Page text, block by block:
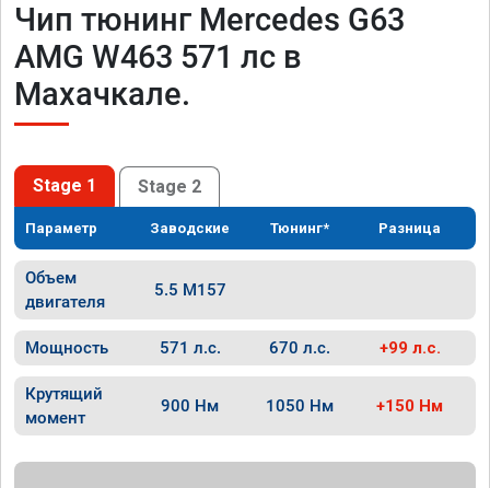
Чип тюнинг Mercedes G63
AMG W463 571 лс в
Махачкале.
Stage 1 Stage 2
Параметр Заводские Тюнинг* Разница
Объем
двигателя
5.5 M157
Мощность 571 л.с. 670 л.с. +99 л.с.
Крутящий
момент
900 Нм 1050 Нм +150 Нм